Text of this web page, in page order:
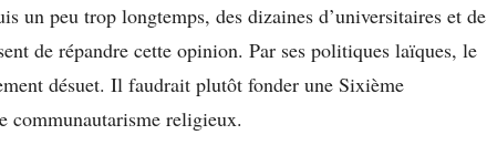
un peu trop longtemps, des dizaines d’universitaires et de
de répandre cette opinion. Par ses politiques laïques, le
désuet. Il faudrait plutôt fonder une Sixième
communautarisme religieux.